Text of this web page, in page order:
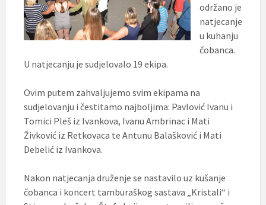
održano je
natjecanje
u kuhanju
čobanca.
U natjecanju je sudjelovalo 19 ekipa.
Ovim putem zahvaljujemo svim ekipama na
sudjelovanju i čestitamo najboljima: Pavlović Ivanu i
Tomici Pleš iz Ivankova, Ivanu Ambrinac i Mati
Živković iz Retkovaca te Antunu Balašković i Mati
Debelić iz Ivankova.
Nakon natjecanja druženje se nastavilo uz kušanje
čobanca i koncert tamburaškog sastava „Kristali“ i